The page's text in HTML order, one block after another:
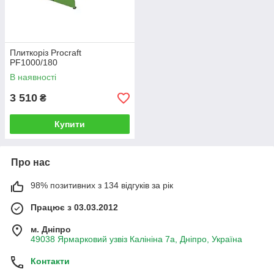
Плиткоріз Procraft
PF1000/180
В наявності
3 510 ₴
Купити
Про нас
98% позитивних з 134 відгуків за рік
Працює з 03.03.2012
м. Дніпро
49038 Ярмарковий узвіз Калініна 7а, Дніпро, Україна
Контакти